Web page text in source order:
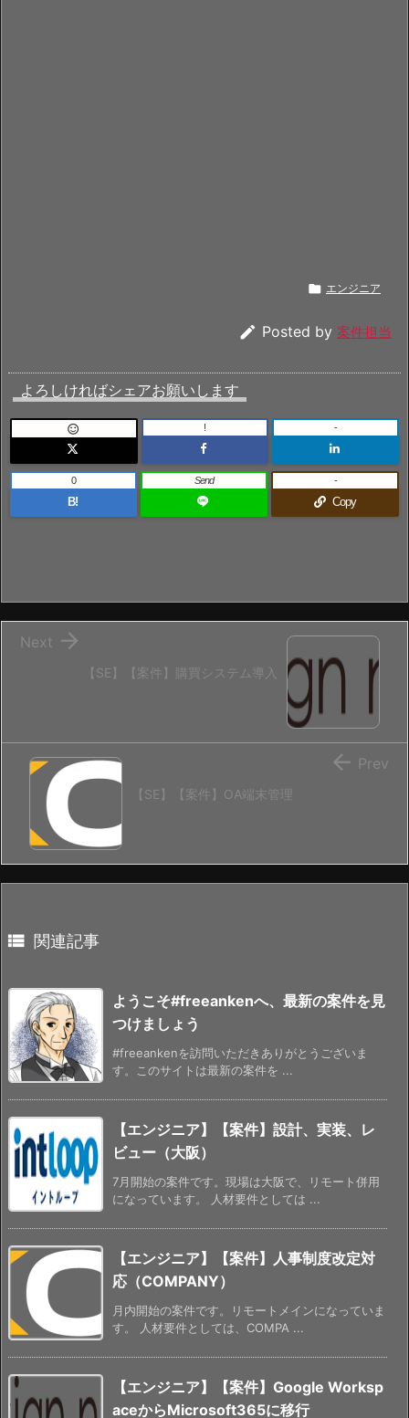
 エンジニア
 Posted by 案件担当
よろしければシェアお願いします
 ! -
B!
0 Send
Copy
-
【SE】【案件】購買システム導入

Next
【SE】【案件】OA端末管理
 Prev
 関連記事
ようこそ#freeankenへ、最新の案件を見
つけましょう
#freeankenを訪問いただきありがとうございま
す。このサイトは最新の案件を ...
【エンジニア】【案件】設計、実装、レ
ビュー（大阪）
7月開始の案件です。現場は大阪で、リモート併用
になっています。 人材要件としては ...
【エンジニア】【案件】人事制度改定対
応（COMPANY）
月内開始の案件です。リモートメインになっていま
す。 人材要件としては、COMPA ...
【エンジニア】【案件】Google Worksp
aceからMicrosoft365に移行